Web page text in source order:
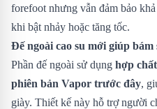
forefoot nhưng vẫn đảm bảo
khi bật nhảy hoặc tăng tốc.
Đế ngoài cao su mới giúp
Phần đế ngoài sử dụng hợp
phiên bản Vapor trước đây,
giày. Thiết kế này hỗ trợ người